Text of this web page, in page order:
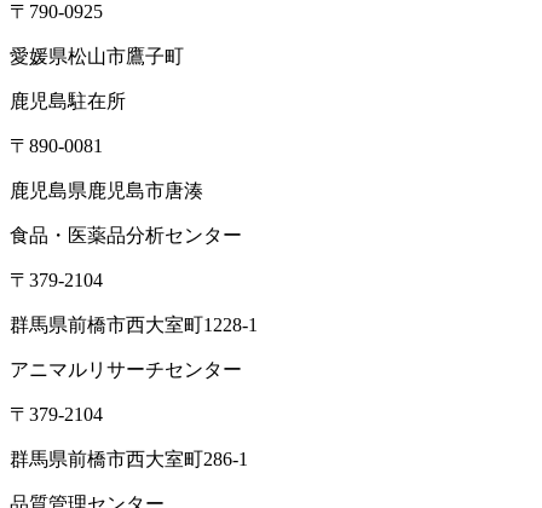
〒790-0925
愛媛県松山市鷹子町
鹿児島駐在所
〒890-0081
鹿児島県鹿児島市唐湊
食品・医薬品分析センター
〒379-2104
群馬県前橋市西大室町1228-1
アニマルリサーチセンター
〒379-2104
群馬県前橋市西大室町286-1